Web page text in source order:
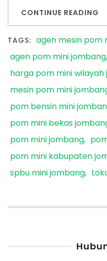
CONTINUE READING
TAGS: agen mesin pom
agen pom mini jombang
harga pom mini
mesin pom mini
pom bensin mini
pom mini bekas
pom mini jombang
pom mini kabupaten
spbu mini jombang